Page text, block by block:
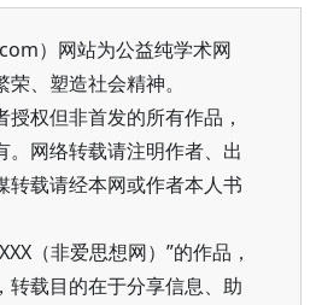
）网站为公益纯学术网
、塑造社会精神。
授权但非首发的所有作品，
。网络转载请注明作者、出
转载请经本网或作者本人书
（非爱思想网）”的作品，
转载目的在于分享信息、助